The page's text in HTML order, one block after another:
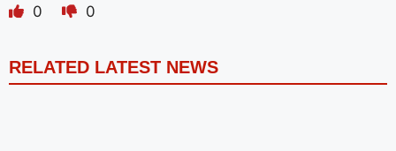
0 0
RELATED LATEST NEWS